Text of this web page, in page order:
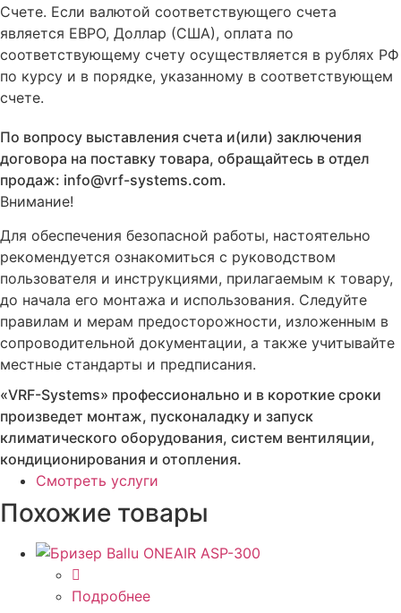
Счете. Если валютой соответствующего счета
является ЕВРО, Доллар (США), оплата по
соответствующему cчету осуществляется в рублях РФ
по курсу и в порядке, указанному в соответствующем
cчете.
По вопросу выставления счета и(или) заключения
договора на поставку товара, обращайтесь в отдел
продаж: info@vrf-systems.com.
Внимание!
Для обеспечения безопасной работы, настоятельно
рекомендуется ознакомиться с руководством
пользователя и инструкциями, прилагаемым к товару,
до начала его монтажа и использования. Следуйте
правилам и мерам предосторожности, изложенным в
сопроводительной документации, а также учитывайте
местные стандарты и предписания.
«VRF-Systems» профессионально и в короткие сроки
произведет монтаж, пусконаладку и запуск
климатического оборудования, систем вентиляции,
кондиционирования и отопления.
Смотреть услуги
Похожие товары
Подробнее